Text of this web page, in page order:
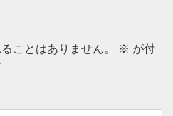
ことはありません。 ※ が付